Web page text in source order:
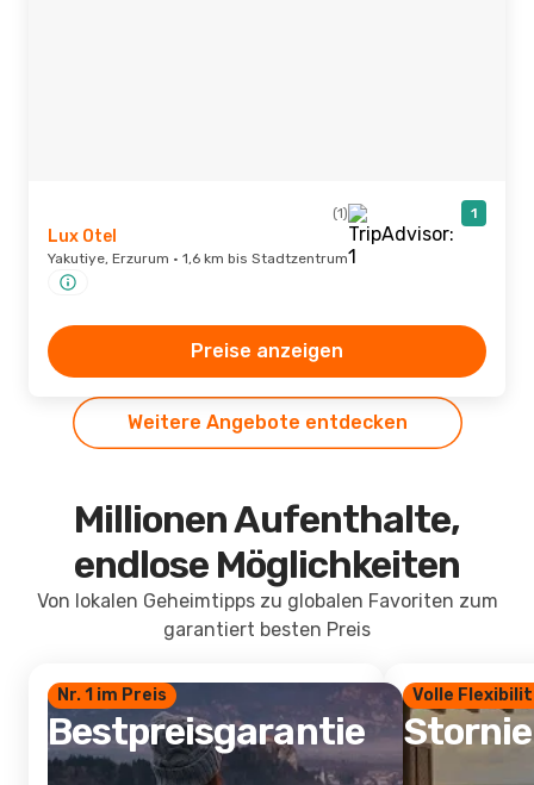
(1) 1
Lux Otel
Yakutiye, Erzurum · 1,6 km bis Stadtzentrum
Preise anzeigen
Weitere Angebote entdecken
Millionen Aufenthalte,
endlose Möglichkeiten
Von lokalen Geheimtipps zu globalen Favoriten zum
garantiert besten Preis
Nr. 1 im Preis
Bestpreisgarantie
Volle